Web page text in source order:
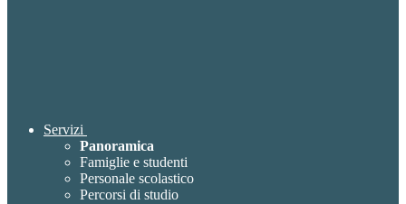
Servizi
Panoramica
Famiglie e studenti
Personale scolastico
Percorsi di studio